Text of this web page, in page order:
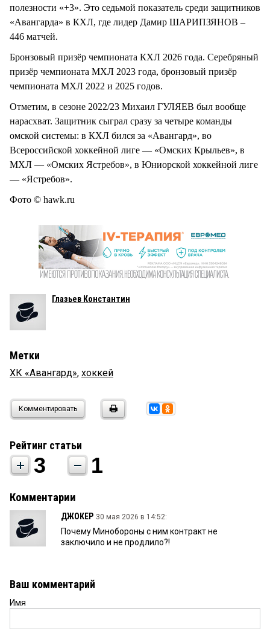
полезности «+3». Это седьмой показатель среди защитников
«Авангарда» в КХЛ, где лидер Дамир ШАРИПЗЯНОВ –
446 матчей.
Бронзовый призёр чемпионата КХЛ 2026 года. Серебряный
призёр чемпионата МХЛ 2023 года, бронзовый призёр
чемпионата МХЛ 2022 и 2025 годов.
Отметим, в сезоне 2022/23 Михаил ГУЛЯЕВ был вообще
нарасхват. Защитник сыграл сразу за четыре команды
омской системы: в КХЛ бился за «Авангард», во
Всероссийской хоккейной лиге — «Омских Крыльев», в
МХЛ — «Омских Ястребов», в Юниорской хоккейной лиге
— «Ястребов».
Фото © hawk.ru
Глазьев Константин
Метки
ХК «Авангард», хоккей
Комментировать
Рейтинг статьи
3 1
Комментарии
ДЖОКЕР 30 мая 2026 в 14:52:
Почему Минобороны с ним контракт не
заключило и не продлило?!
Ваш комментарий
Имя